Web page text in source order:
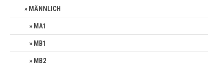
MÄNNLICH
MA1
MB1
MB2